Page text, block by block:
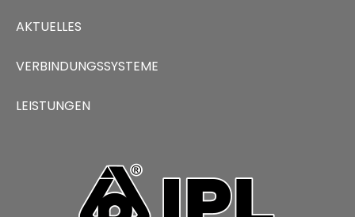
AKTUELLES
VERBINDUNGSSYSTEME
LEISTUNGEN